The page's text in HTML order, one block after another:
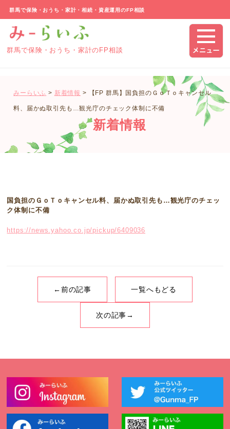
群馬で保険・おうち・家計・相続・資産運用のFP相談
群馬で保険・おうち・家計のFP相談
みーらいふ > 新着情報 > 【FP 群馬】国負担のＧｏＴｏキャンセル
料、届かぬ取引先も…観光庁のチェック体制に不備
新着情報
国負担のＧｏＴｏキャンセル料、届かぬ取引先も…観光庁のチェッ
ク体制に不備
https://news.yahoo.co.jp/pickup/6409036
←前の記事 一覧へもどる
次の記事→